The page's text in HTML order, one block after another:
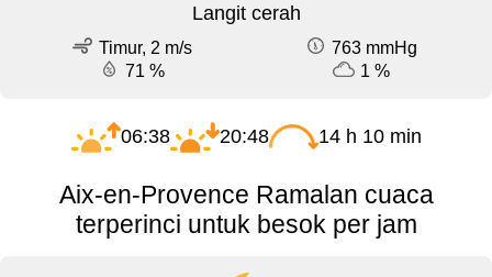
Langit cerah
Timur, 2 m/s
763 mmHg
71 %
1 %
06:38 20:48 14 h 10 min
Aix-en-Provence Ramalan cuaca
terperinci untuk besok per jam